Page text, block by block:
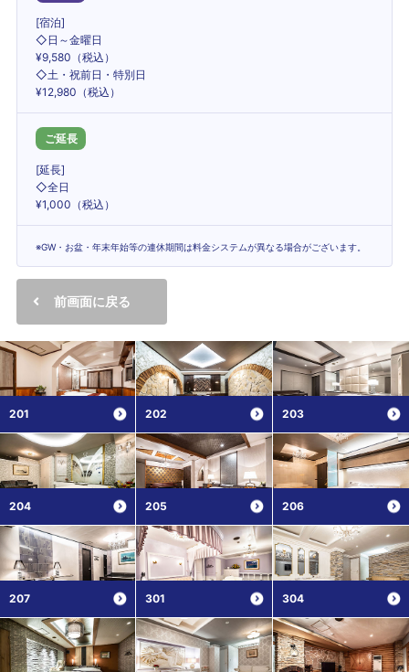
[宿泊]
◇日～金曜日
¥9,580（税込）
◇土・祝前日・特別日
¥12,980（税込）
ご延長
[延長]
◇全日
¥1,000（税込）
※GW・お盆・年末年始等の連休期間は料金システムが異なる場合がございます。
前画面に戻る
201 202 203
204 205 206
207 301 304